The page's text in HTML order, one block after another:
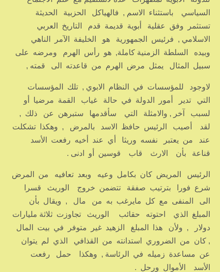
السياسي باستثناء الاسم , فالهياكل الحزبية الحديثة
تستثمر وفق عقلية أبوية قديمة قدم التاريخ العربي
الاسلامي , فرئيس الجمهورية هو الخليفة الآمر الناهي
وبيده السلطة الزمنية كاملة, هو رأس الهرم ومرضه على
سبيل المثال يمثل مرض الهرم من قاعدته الى قمته ,
لاوجود للمؤسسات في النظام الابوي , تلك المؤسسات
التي تدير أمور الدولة في حالة غياب القمة مرضيا أو
لسبب آخر , والامثلة التي سأقدمها ستبرهن عن ذلك ,
لقد أصيب الرئيس حافظ الاسد بالمرض , وهكذا تشكلت
عند من يعتبر نفسه وريثا أي عند أخيه رفعت الأسد
قناعة بأن الارث قاب قوسين أو ادنى .
الرئيس المريض كان بكامل وعيه وبعد تعافيه من المرض
شرع فورا بترتيب صفقة تتضمن خروج الوريث قسرا
الى المنفى مع كل مايرغب به من مال , ويقال بأن
المبلغ الذي احتوته حقائب الوريث تجاوزت ثلاثة مليارات
دولار , ولأن هذا المبلغ الزهيد غير متوفر في بيت المال
, كان من الضروري استدانته من القذافي الذي لم يتوان
عن مساعدة زميله في الرئاسة , وهكذا حمل رفعت
الأسد الأموال ورحل .